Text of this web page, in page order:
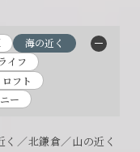
海の近く
イフ
ロフト
ー
く／北鎌倉／山の近く